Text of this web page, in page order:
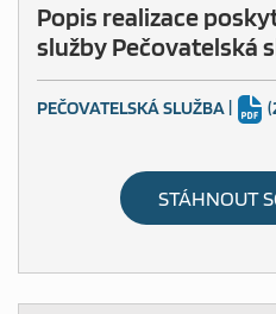
Popis realizace
služby Pečovatelská
PEČOVATELSKÁ SLUŽBA |
STÁHNOUT